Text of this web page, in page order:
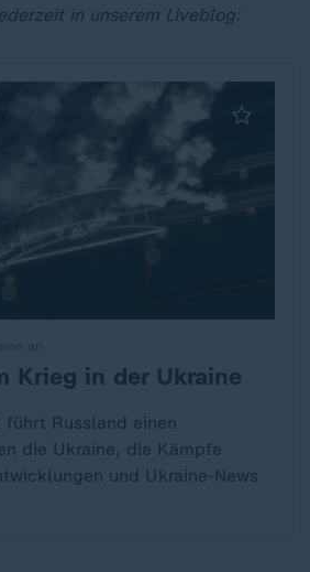
in unserem Liveblog:
Krieg in der Ukraine
Russland einen
die Ukraine, die Kämpfe
und Ukraine-News